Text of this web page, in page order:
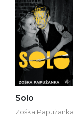
Solo
Zośka Papużanka